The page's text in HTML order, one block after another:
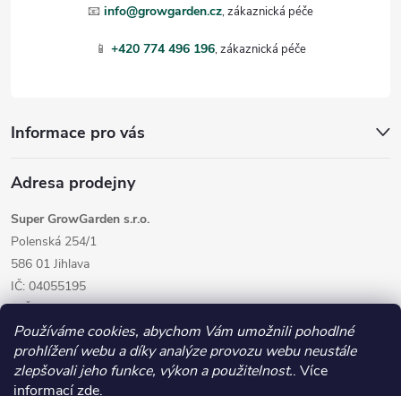
Používáme cookies, abychom Vám umožnili pohodlné
prohlížení webu a díky analýze provozu webu neustále
zlepšovali jeho funkce, výkon a použitelnost.. Více
informacízde.
📧 info@growgarden.cz
📱 +420 774 496 196
Informace pro vás
Adresa prodejny
Super GrowGarden s.r.o.
Polenská 254/1
586 01 Jihlava
IČ: 04055195
DIČ: CZ04055195